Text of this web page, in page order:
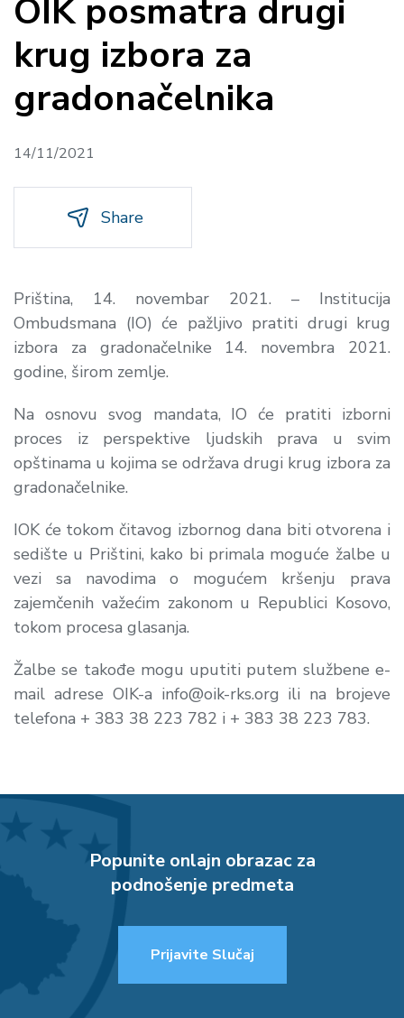
OIK posmatra drugi
krug izbora za
gradonačelnika
14/11/2021
Share
Priština, 14. novembar 2021. – Institucija
Ombudsmana (IO) će pažljivo pratiti drugi krug
izbora za gradonačelnike 14. novembra 2021.
godine, širom zemlje.
Na osnovu svog mandata, IO će pratiti izborni
proces iz perspektive ljudskih prava u svim
opštinama u kojima se održava drugi krug izbora za
gradonačelnike.
IOK će tokom čitavog izbornog dana biti otvorena i
sedište u Prištini, kako bi primala moguće žalbe u
vezi sa navodima o mogućem kršenju prava
zajemčenih važećim zakonom u Republici Kosovo,
tokom procesa glasanja.
Žalbe se takođe mogu uputiti putem službene e-
mail adrese OIK-a info@oik-rks.org ili na brojeve
telefona + 383 38 223 782 i + 383 38 223 783.
Popunite onlajn obrazac za
podnošenje predmeta
Prijavite Slučaj